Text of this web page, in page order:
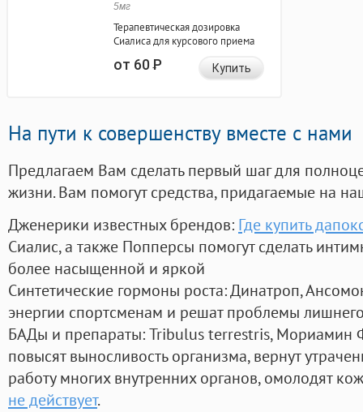
5мг
Терапевтическая дозировка
Сиалиса для курсового приема
от 60Р Купить
На пути к совершенству вместе с нами
Предлагаем Вам сделать первый шаг для
жизни. Вам помогут средства, придагаемые на
Дженерики известных брендов: Где купить
Сиалис, а также Попперсы помогут сделать
более насыщенной и яркой
Синтетические гормоны роста: Динатроп,
энергии спортсменам и решат проблемы
БАДы и препараты:Tribulus terrestris, Мориамин
повысят выносливость организма, вернут
работу многих внутренних органов, омолодят
не действует.